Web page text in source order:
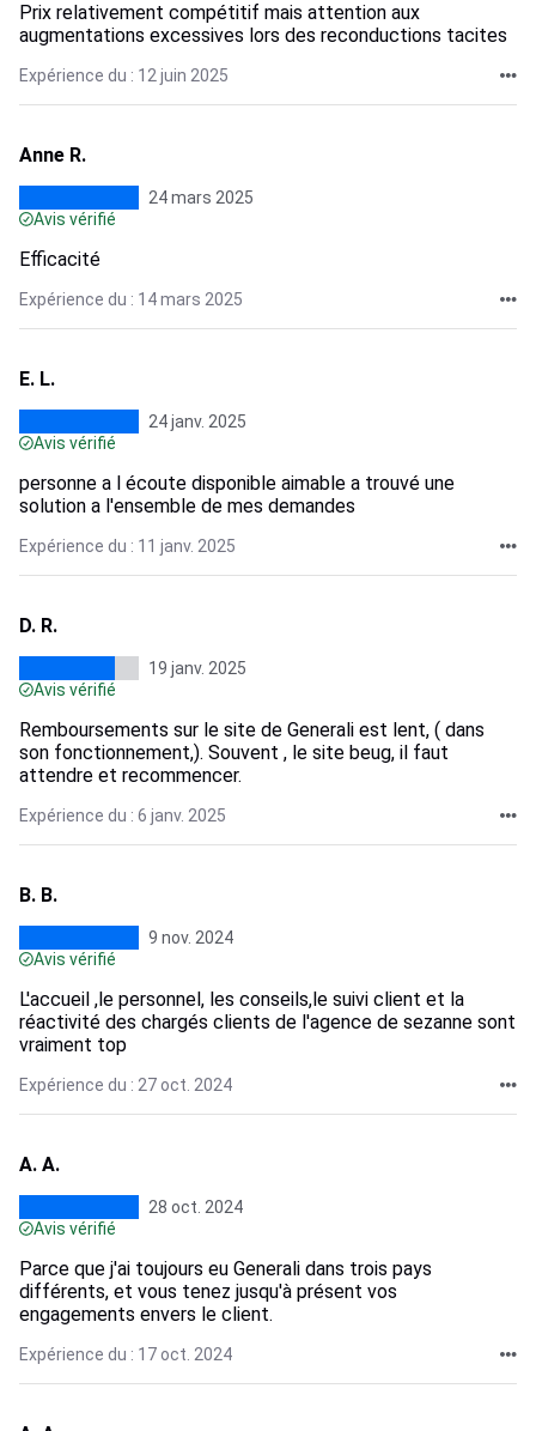
Prix relativement compétitif mais attention aux
augmentations excessives lors des reconductions tacites
Expérience du : 12 juin 2025
Anne R.
24 mars 2025
Avis vérifié
Efficacité
Expérience du : 14 mars 2025
E. L.
24 janv. 2025
Avis vérifié
personne a l écoute disponible aimable a trouvé une
solution a l'ensemble de mes demandes
Expérience du : 11 janv. 2025
D. R.
19 janv. 2025
Avis vérifié
Remboursements sur le site de Generali est lent, ( dans
son fonctionnement,). Souvent , le site beug, il faut
attendre et recommencer.
Expérience du : 6 janv. 2025
B. B.
9 nov. 2024
Avis vérifié
L'accueil ,le personnel, les conseils,le suivi client et la
réactivité des chargés clients de l'agence de sezanne sont
vraiment top
Expérience du : 27 oct. 2024
A. A.
28 oct. 2024
Avis vérifié
Parce que j'ai toujours eu Generali dans trois pays
différents, et vous tenez jusqu'à présent vos
engagements envers le client.
Expérience du : 17 oct. 2024